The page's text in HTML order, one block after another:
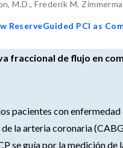
M.D., Frederik M.
ReserveGuided PCI as
fraccional de flujo en
pacientes con
la arteria coronaria
se guía por la medición